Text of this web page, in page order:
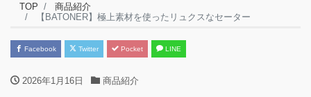
TOP
商品紹介
【BATONER】極上素材を使ったリュクスなセーター
Facebook Twitter Pocket LINE
2026年1月16日 商品紹介